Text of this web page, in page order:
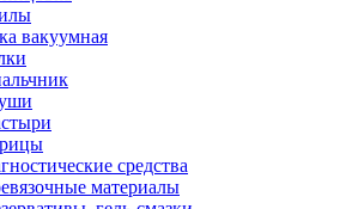
вакуумная
средства
материалы